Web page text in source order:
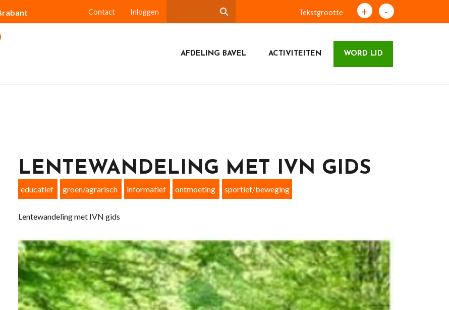
Contact Inloggen Tekstgrootte + -
AFDELING BAVEL ACTIVITEITEN WORD LID
LENTEWANDELING MET IVN GIDS
educatief groen/agrarisch informatief ontmoeting sportief/beweging
Lentewandeling met IVN gids